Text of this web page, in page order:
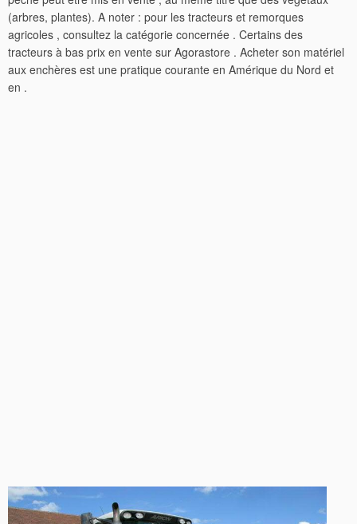
(arbres, plantes). A noter : pour les tracteurs et remorques
agricoles , consultez la catégorie concernée . Certains des
tracteurs à bas prix en vente sur Agorastore . Acheter son matériel
aux enchères est une pratique courante en Amérique du Nord et
en .